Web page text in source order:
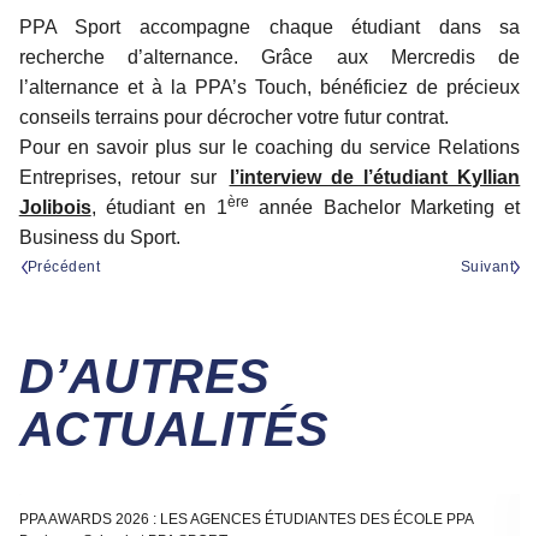
PPA Sport accompagne chaque étudiant dans sa
recherche d’alternance. Grâce aux Mercredis de
l’alternance et à la PPA’s Touch, bénéficiez de précieux
conseils terrains pour décrocher votre futur contrat.
Pour en savoir plus sur le coaching du service Relations
Entreprises, retour sur
l’interview de l’étudiant Kyllian
Jolibois, étudiant en 1ère
année Bachelor Marketing et
Business du Sport.
Précédent Suivant
D’AUTRES
ACTUALITÉS
Actualité
PPA AWARDS 2026 : LES AGENCES ÉTUDIANTES DES ÉCOLE PPA